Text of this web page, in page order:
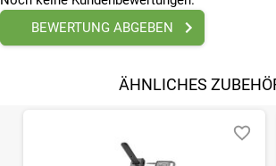
BEWERTUNG ABGEBEN
ÄHNLICHES